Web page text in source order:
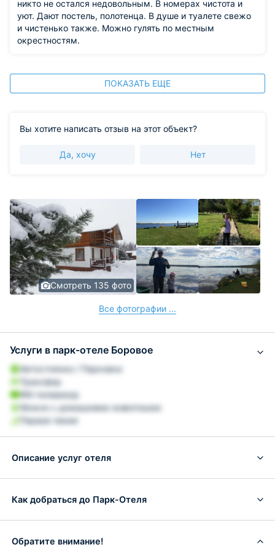
никто не остался недовольным. В номерах чистота и
уют. Дают постель, полотенца. В душе и туалете свежо
и чистенько также. Можно гулять по местным
окрестностям.
ПОКАЗАТЬ ЕЩЕ
Вы хотите написать отзыв на этот объект?
Да, хочу Нет
Смотреть 135 фото
Все фотографии ...
Услуги в парк-отеле Боровое
Автостоянка / Парковка
Трансфер
ЖК-телевизор
Можно с домашними животными
Первая линия
Описание услуг отеля
Как добраться до Парк-Отеля
Обратите внимание!